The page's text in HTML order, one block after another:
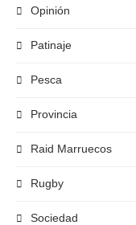
Opinión
Patinaje
Pesca
Provincia
Raid Marruecos
Rugby
Sociedad